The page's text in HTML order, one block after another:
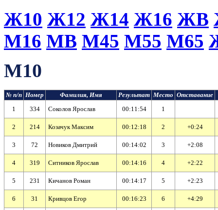
Ж10 Ж12 Ж14 Ж16 ЖВ
М16 МВ М45 М55 М65
М10
№ п/п Номер Фамилия, Имя Результат Место Отставание
1
334 Соколов Ярослав 00:11:54 1
2 214 Козачук Максим 00:12:18 2 +0:24
3 72 Новиков Дмитрий 00:14:02 3 +2:08
4 319 Ситников Ярослав 00:14:16 4 +2:22
5 231 Кичанов Роман 00:14:17 5 +2:23
6 31 Кривцов Егор 00:16:23 6 +4:29